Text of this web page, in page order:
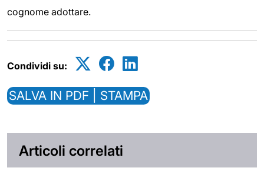
cognome adottare.
Condividi su:
SALVA IN PDF | STAMPA
Articoli correlati